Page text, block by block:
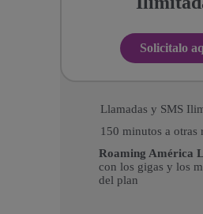
Solicitalo
Llamadas y SMS
150 minutos a otras
Roaming América
con los gigas y los
del plan